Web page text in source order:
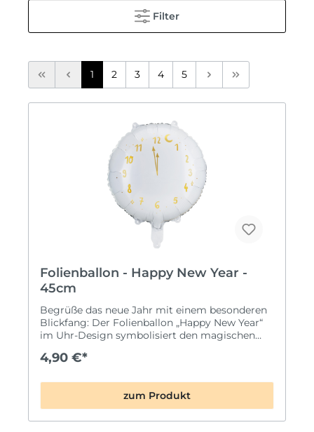
Filter
1 2 3 4 5
Folienballon - Happy New Year -
45cm
Begrüße das neue Jahr mit einem besonderen
Blickfang: Der Folienballon „Happy New Year“
im Uhr-Design symbolisiert den magischen
kurz vor 12 und steht damit für den Augenblick
stimmungsvolle Silvesterdekoration. In
elegantem Gold und Weiß gehalten, passt
dieser Ballon ideal zu modernen und
klassischen Silvesterkonzepten und sorgt für
4,90 €*
zum Produkt